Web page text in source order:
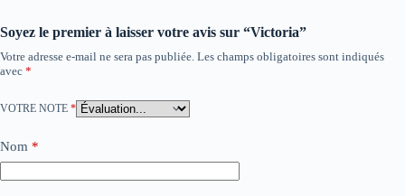
Soyez le premier à laisser votre avis sur “Victoria”
Votre adresse e-mail ne sera pas publiée. Les champs obligatoires sont indiqués
avec *
VOTRE NOTE *
Nom *